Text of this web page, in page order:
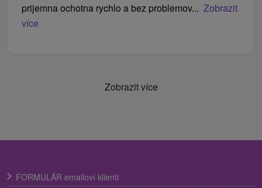
prijemna ochotna rychlo a bez problemov... Zobrazit
více
Zobrazit více
FORMULÁR emailoví klienti